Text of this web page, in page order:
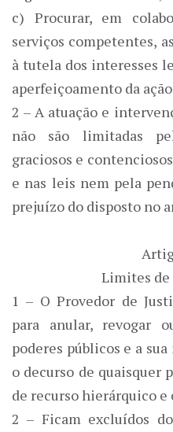
c) Procurar, em
serviços competentes,
à tutela dos interesses
aperfeiçoamento da
2 – A atuação e
não são limitadas
graciosos e
e nas leis nem pela
prejuízo do disposto no
Limites
1 – O Provedor de
para anular, revogar
poderes públicos e a
o decurso de quaisquer
de recurso hierárquico e
2 – Ficam excluídos